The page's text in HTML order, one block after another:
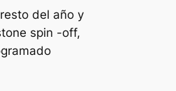
del año y
spin -off,